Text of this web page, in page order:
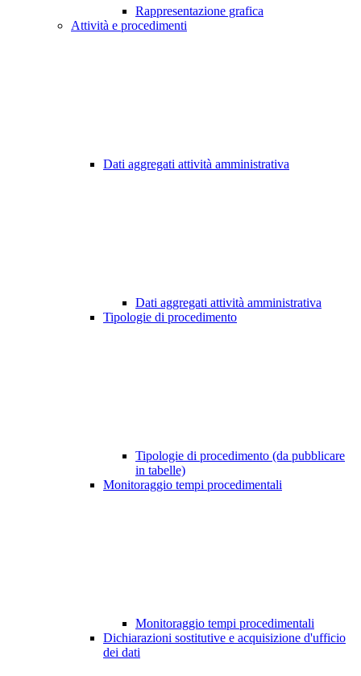
Rappresentazione grafica
Attività e procedimenti
Dati aggregati attività amministrativa
Dati aggregati attività amministrativa
Tipologie di procedimento
Tipologie di procedimento (da pubblicare
in tabelle)
Monitoraggio tempi procedimentali
Monitoraggio tempi procedimentali
Dichiarazioni sostitutive e acquisizione d'ufficio
dei dati